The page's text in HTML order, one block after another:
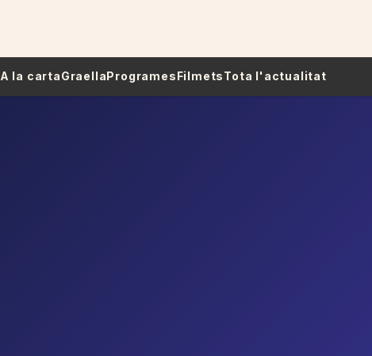
A la cartaGraellaProgramesFilmetsTota l'actualitat